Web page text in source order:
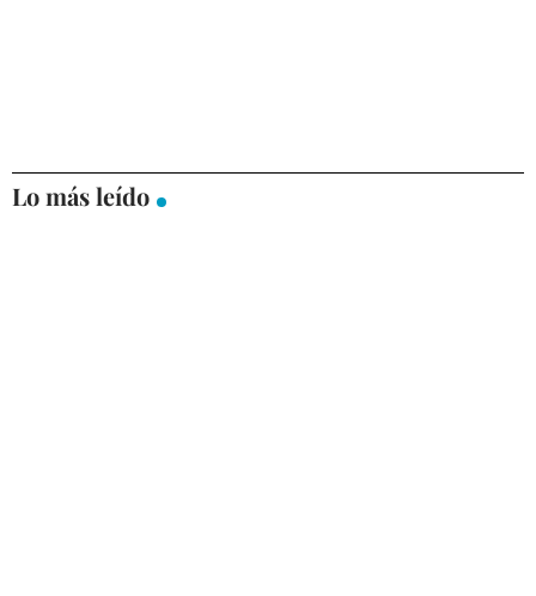
Lo más leído